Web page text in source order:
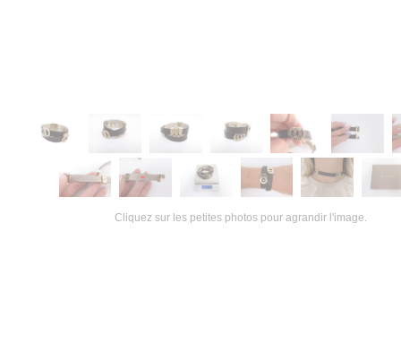
Cliquez sur les petites photos pour agrandir l'image.